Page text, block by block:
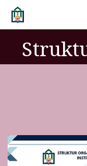
Skip to Content